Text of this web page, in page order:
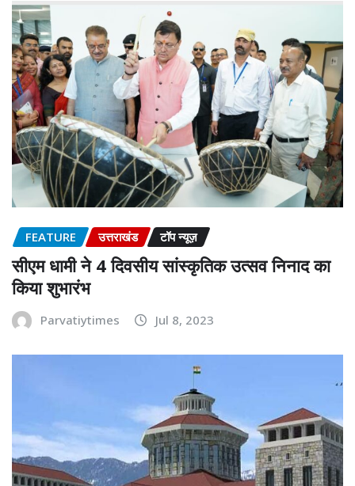
FEATURE उत्तराखंड टॉप न्यूज़
सीएम धामी ने 4 दिवसीय सांस्कृतिक उत्सव निनाद का
किया शुभारंभ
Parvatiytimes Jul 8, 2023